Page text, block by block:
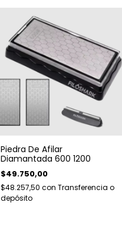
Piedra De Afilar
Diamantada 600 1200
$49.750,00
$48.257,50 con Transferencia o
depósito